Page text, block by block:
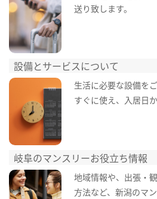
送り致します。
設備とサービスについて
生活に必要な設備を
すぐに使え、入居日
岐阜のマンスリーお役立ち情報
地域情報や、出張・
方法など、新潟のマ